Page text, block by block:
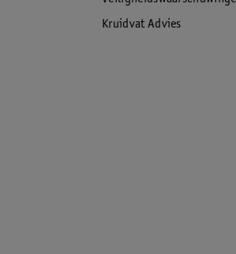
Kruidvat Advies